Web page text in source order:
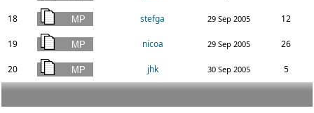
18 stefga 29 Sep 2005 12
19 nicoa 29 Sep 2005 26
20 jhk 30 Sep 2005 5